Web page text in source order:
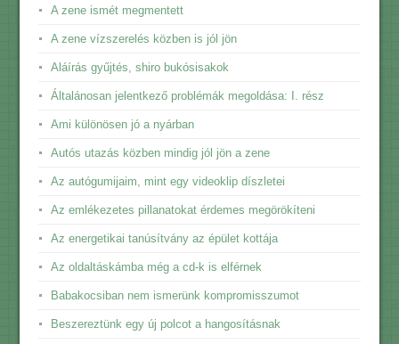
A zene ismét megmentett
A zene vízszerelés közben is jól jön
Aláírás gyűjtés, shiro bukósisakok
Általánosan jelentkező problémák megoldása: I. rész
Ami különösen jó a nyárban
Autós utazás közben mindig jól jön a zene
Az autógumijaim, mint egy videoklip díszletei
Az emlékezetes pillanatokat érdemes megörökíteni
Az energetikai tanúsítvány az épület kottája
Az oldaltáskámba még a cd-k is elférnek
Babakocsiban nem ismerünk kompromisszumot
Beszereztünk egy új polcot a hangosításnak